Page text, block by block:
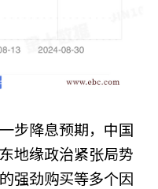
步降息预期，中国
地缘政治紧张局势
强劲购买等多个因